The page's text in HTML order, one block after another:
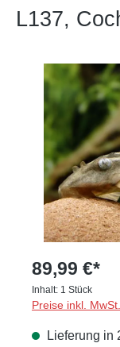
L137,
Bildergalerie
89,99 €*
Inhalt: 1 Stück
Preise inkl.
Lieferung in